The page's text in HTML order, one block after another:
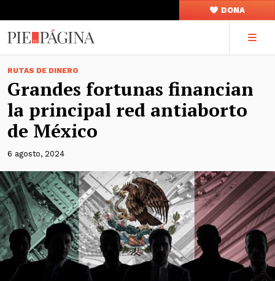
DONA
RUTAS DE DINERO
Grandes fortunas financian
la principal red antiaborto
de México
6 agosto, 2024